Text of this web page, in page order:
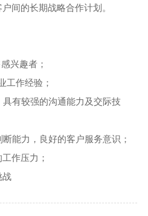
间的长期战略合作计划。
兴趣者；
工作经验；
有较强的沟通能力及交际技
能力，良好的客户服务意识；
作压力；
战